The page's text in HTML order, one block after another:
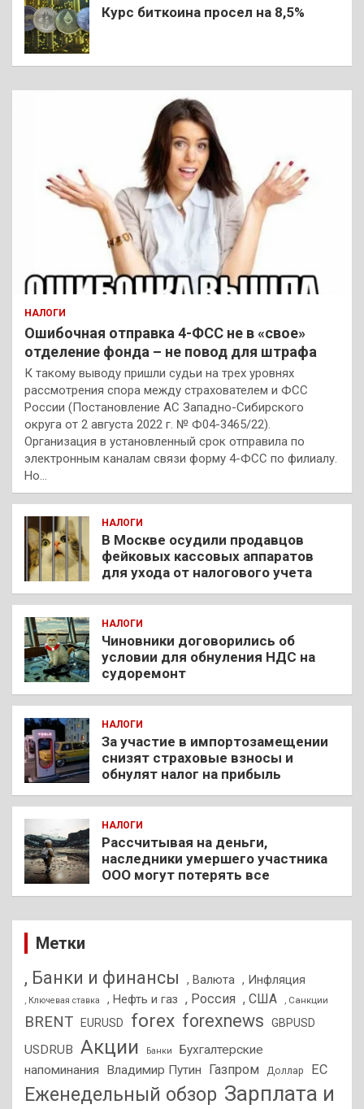
Курс биткоина просел на 8,5%
НАЛОГИ
Ошибочная отправка 4-ФСС не в «свое»
отделение фонда – не повод для штрафа
К такому выводу пришли судьи на трех уровнях
рассмотрения спора между страхователем и ФСС
России (Постановление АС Западно-Сибирского
округа от 2 августа 2022 г. № Ф04-3465/22).
Организация в установленный срок отправила по
электронным каналам связи форму 4-ФСС по филиалу.
Но…
НАЛОГИ
В Москве осудили продавцов
фейковых кассовых аппаратов
для ухода от налогового учета
НАЛОГИ
Чиновники договорились об
условии для обнуления НДС на
судоремонт
НАЛОГИ
За участие в импортозамещении
снизят страховые взносы и
обнулят налог на прибыль
НАЛОГИ
Рассчитывая на деньги,
наследники умершего участника
ООО могут потерять все
Метки
, Банки и финансы , Валюта , Инфляция
, Ключевая ставка , Нефть и газ , Россия , США , Санкции
BRENT EURUSD forex forexnews GBPUSD
USDRUB Акции Банки
Бухгалтерские
напоминания
Владимир Путин Газпром Доллар ЕС
Еженедельный обзор Зарплата и